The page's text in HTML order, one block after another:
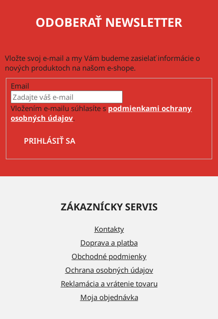
ODOBERAŤ NEWSLETTER
Vložte svoj e-mail a my Vám budeme zasielať informácie o
nových produktoch na našom e-shope.
Email
Vložením e-mailu súhlasíte s podmienkami ochrany
osobných údajov.
PRIHLÁSIŤ SA
ZÁKAZNÍCKY SERVIS
Kontakty
Doprava a platba
Obchodné podmienky
Ochrana osobných údajov
Reklamácia a vrátenie tovaru
Moja objednávka